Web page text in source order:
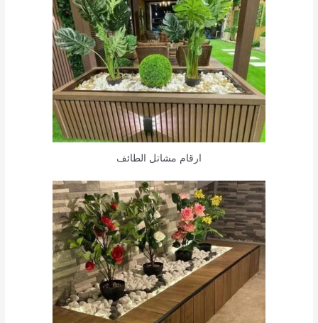
ارقام مشاتل الطائف